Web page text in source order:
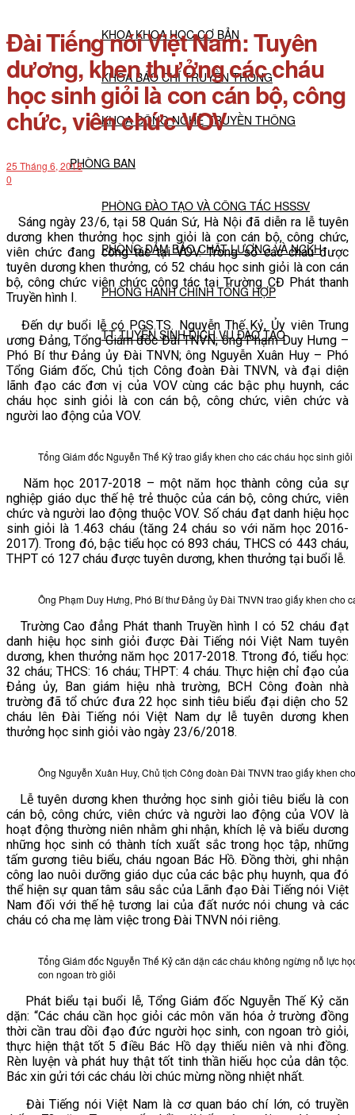
KHOA KHOA HỌC CƠ BẢN
KHOA BÁO CHÍ TRUYỀN THÔNG
KHOA CÔNG NGHỆ TRUYỀN THÔNG
PHÒNG BAN
PHÒNG ĐÀO TẠO VÀ CÔNG TÁC HSSSV
PHÒNG ĐẢM BẢO CHẤT LƯỢNG VÀ NCKH
PHÒNG HÀNH CHÍNH TỔNG HỢP
TT TUYỂN SINH DỊCH VỤ ĐÀO TẠO
NGHIÊN CỨU KHOA HỌC
VĂN BẢN
THƯ VIỆN
Đài Tiếng nói Việt Nam: Tuyên
dương, khen thưởng các cháu
học sinh giỏi là con cán bộ, công
chức, viên chức VOV
25 Tháng 6, 2018
0
Sáng ngày 23/6, tại 58 Quán Sứ, Hà Nội đã diễn ra lễ tuyên
dương khen thưởng học sinh giỏi là con cán bộ, công chức,
viên chức đang công tác tại VOV. Trong số các cháu được
tuyên dương khen thưởng, có 52 cháu học sinh giỏi là con cán
bộ, công chức viên chức công tác tại Trường CĐ Phát thanh
Truyền hình I.
Đến dự buổi lễ có PGS.TS. Nguyễn Thế Kỷ, Ủy viên Trung
ương Đảng, Tổng Giám đốc Đài TNVN; ông Phạm Duy Hưng –
Phó Bí thư Đảng ủy Đài TNVN; ông Nguyễn Xuân Huy – Phó
Tổng Giám đốc, Chủ tịch Công đoàn Đài TNVN, và đại diện
lãnh đạo các đơn vị của VOV cùng các bậc phụ huynh, các
cháu học sinh giỏi là con cán bộ, công chức, viên chức và
người lao động của VOV.
Tổng Giám đốc Nguyễn Thế Kỷ trao giấy khen cho các cháu học sinh
Năm học 2017-2018 – một năm học thành công của sự
nghiệp giáo dục thế hệ trẻ thuộc của cán bộ, công chức, viên
chức và người lao động thuộc VOV. Số cháu đạt danh hiệu học
sinh giỏi là 1.463 cháu (tăng 24 cháu so với năm học 2016-
2017). Trong đó, bậc tiểu học có 893 cháu, THCS có 443 cháu,
THPT có 127 cháu được tuyên dương, khen thưởng tại buổi lễ.
Ông Phạm Duy Hưng, Phó Bí thư Đảng ủy Đài TNVN trao giấy khen cho
Trường Cao đẳng Phát thanh Truyền hình I có 52 cháu đạt
danh hiệu học sinh giỏi được Đài Tiếng nói Việt Nam tuyên
dương, khen thưởng năm học 2017-2018. Ttrong đó, tiểu học:
32 cháu; THCS: 16 cháu; THPT: 4 cháu. Thực hiện chỉ đạo của
Đảng ủy, Ban giám hiệu nhà trường, BCH Công đoàn nhà
trường đã tổ chức đưa 22 học sinh tiêu biểu đại diện cho 52
cháu lên Đài Tiếng nói Việt Nam dự lễ tuyên dương khen
thưởng học sinh giỏi vào ngày 23/6/2018.
Ông Nguyễn Xuân Huy, Chủ tịch Công đoàn Đài TNVN trao giấy khen
Lễ tuyên dương khen thưởng học sinh giỏi tiêu biểu là con
cán bộ, công chức, viên chức và người lao động của VOV là
hoạt động thường niên nhằm ghi nhận, khích lệ và biểu dương
những học sinh có thành tích xuất sắc trong học tập, những
tấm gương tiêu biểu, cháu ngoan Bác Hồ. Đồng thời, ghi nhận
công lao nuôi dưỡng giáo dục của các bậc phụ huynh, qua đó
thể hiện sự quan tâm sâu sắc của Lãnh đạo Đài Tiếng nói Việt
Nam đối với thế hệ tương lai của đất nước nói chung và các
cháu có cha mẹ làm việc trong Đài TNVN nói riêng.
Tổng Giám đốc Nguyễn Thế Kỷ căn dặn các cháu không ngừng nỗ lực
con ngoan trò giỏi
Phát biểu tại buổi lễ, Tổng Giám đốc Nguyễn Thế Kỷ căn
dặn: “Các cháu cần học giỏi các môn văn hóa ở trường đồng
thời cần trau dồi đạo đức người học sinh, con ngoan trò giỏi,
thực hiện thật tốt 5 điều Bác Hồ dạy thiếu niên và nhi đồng.
Rèn luyện và phát huy thật tốt tinh thần hiếu học của dân tộc.
Bác xin gửi tới các cháu lời chúc mừng nồng nhiệt nhất.
Đài Tiếng nói Việt Nam là cơ quan báo chí lớn, có truyền